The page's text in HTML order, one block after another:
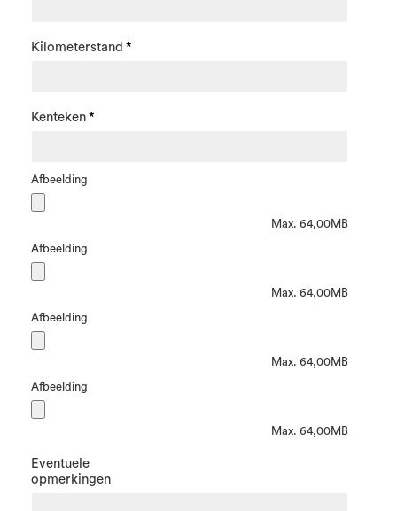
Kilometerstand
Kenteken
Afbeelding
Max. 64,00MB
Afbeelding
Max. 64,00MB
Afbeelding
Max. 64,00MB
Afbeelding
Max. 64,00MB
Eventuele
opmerkingen